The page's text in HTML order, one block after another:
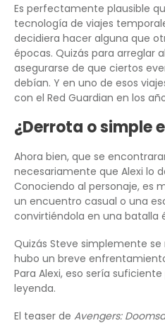
Es perfectamente plausible
tecnología de viajes
decidiera hacer alguna que
épocas. Quizás para arreglar
asegurarse de que ciertos
debían. Y en uno de esos
con el Red Guardian en los
¿Derrota o simple
Ahora bien, que se
necesariamente que Alexi lo
Conociendo al personaje, es
un encuentro casual o una
convirtiéndola en una batalla
Quizás Steve simplemente
hubo un breve
Para Alexi, eso sería
leyenda.
El teaser de Avengers: